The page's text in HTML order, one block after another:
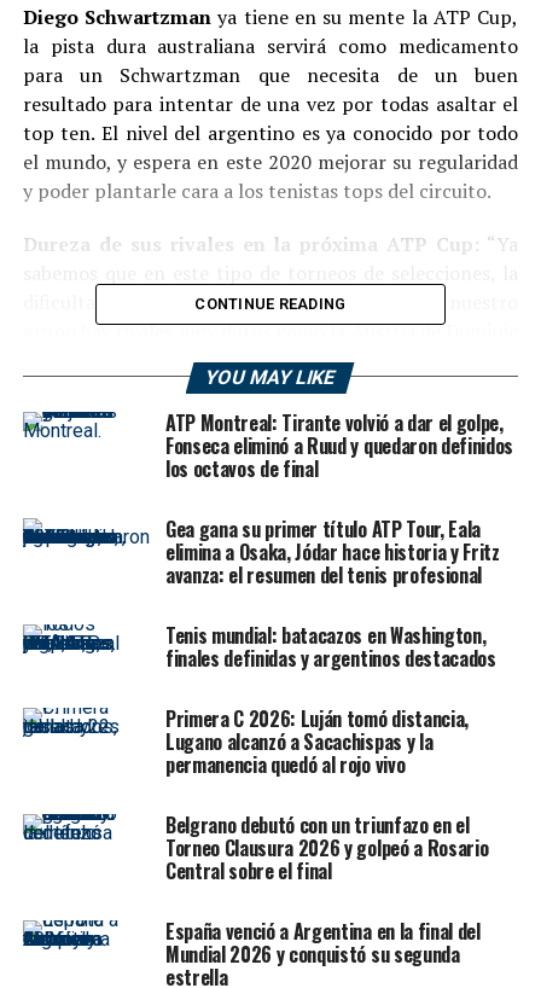
Diego Schwartzmanya tiene en su mente la ATP Cup,
la pista dura australiana servirá como medicamento
para un Schwartzman que necesita de un buen
resultado para intentar de una vez por todas asaltar el
top ten. El nivel del argentino es ya conocido por todo
el mundo, y espera en este 2020 mejorar su regularidad
y poder plantarle cara a los tenistas tops del circuito.
Dureza de sus rivales en la próxima ATP Cup: “Ya
dificultad de los partidos es aún mayor. En nuestro
grupo hay rivales muy duros como la Austria de Dominic
Thiem o la Croacia de Borna Coric. Viendo esto, voy a
tener que estar preparado para dar lo mejor de mí y
poder competir contra ellos en un arranque de año
apasionante, donde muchos querrán coger ritmo de cara
también para el Open de Australia”, manifestó en
Como llega a este comienzo de año:“El objetivo que
tenemos casi todos los tenistas es el mantenerse en el
compitiendo de la mejor manera posible. Ahora va a
haber que adaptarse a nuevas condiciones. La ATP Cup
es especial porque juegas en equipo, reparte puntos y
económicamente es mucho más importante que algunos
torneos donde competíamos a principios de año. Para
Elección de Gaston Gaudio como capitán argentino
para la ATP Cup:Lo elegimos un poco entre todos.
difícil que yo eligiera a mi entrenador y comparta esto
con el resto de jugadores. Gaston es una persona
CONTINUE READING
YOU MAY LIKE
ATP Montreal: Tirante volvió a dar el golpe,
Fonseca eliminó a Ruud y quedaron definidos
los octavos de final
Gea gana su primer título ATP Tour, Eala
elimina a Osaka, Jódar hace historia y Fritz
avanza: el resumen del tenis profesional
Tenis mundial: batacazos en Washington,
finales definidas y argentinos destacados
Primera C 2026: Luján tomó distancia,
Lugano alcanzó a Sacachispas y la
permanencia quedó al rojo vivo
Belgrano debutó con un triunfazo en el
Torneo Clausura 2026 y golpeó a Rosario
Central sobre el final
España venció a Argentina en la final del
Mundial 2026 y conquistó su segunda
estrella